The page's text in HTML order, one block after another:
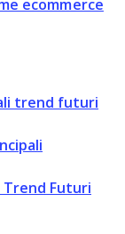
ecommerce
trend futuri
Trend Futuri